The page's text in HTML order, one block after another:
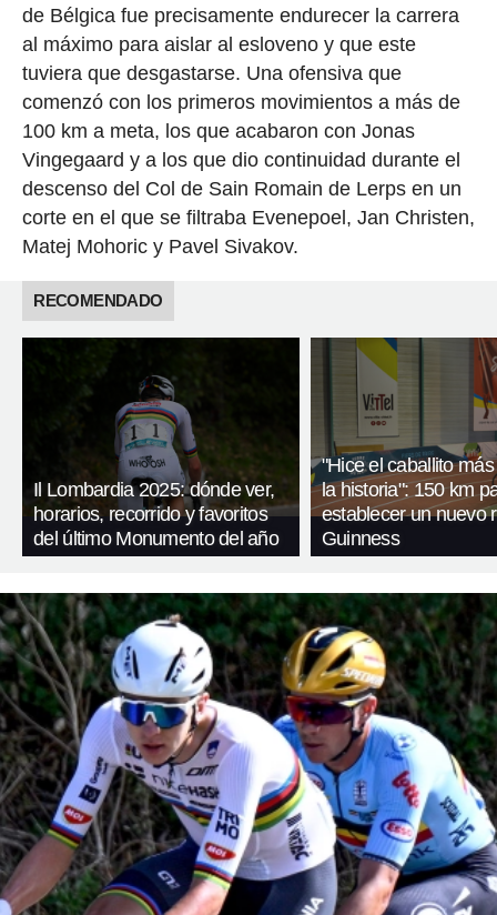
de Bélgica fue precisamente endurecer la carrera
al máximo para aislar al esloveno y que este
tuviera que desgastarse. Una ofensiva que
comenzó con los primeros movimientos a más de
100 km a meta, los que acabaron con Jonas
Vingegaard y a los que dio continuidad durante el
descenso del Col de Sain Romain de Lerps en un
corte en el que se filtraba Evenepoel, Jan Christen,
Matej Mohoric y Pavel Sivakov.
RECOMENDADO
Il Lombardia 2025: dónde ver,
horarios, recorrido y favoritos
del último Monumento del año
"Hice el caballito
la historia": 150 km
establecer un nuevo
Guinness